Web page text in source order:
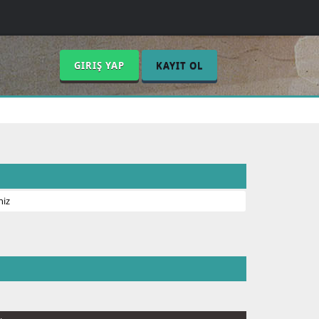
GIRIŞ YAP KAYIT OL